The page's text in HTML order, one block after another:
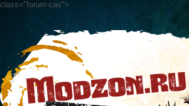
class="forum-cas">
Modzon.ru